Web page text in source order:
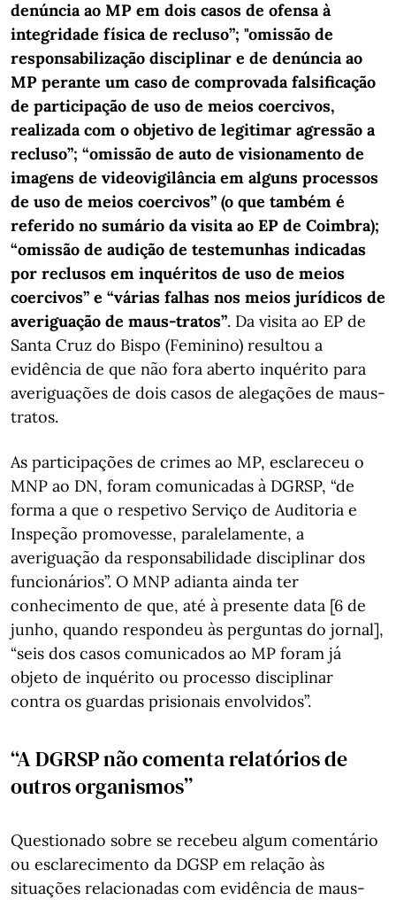
denúncia ao MP em dois casos de ofensa à
integridade física de recluso”; "omissão de
responsabilização disciplinar e de denúncia ao
MP perante um caso de comprovada falsificação
de participação de uso de meios coercivos,
realizada com o objetivo de legitimar agressão a
recluso”; “omissão de auto de visionamento de
imagens de videovigilância em alguns processos
de uso de meios coercivos” (o que também é
referido no sumário da visita ao EP de Coimbra);
“omissão de audição de testemunhas indicadas
por reclusos em inquéritos de uso de meios
coercivos” e “várias falhas nos meios jurídicos de
averiguação de maus-tratos”. Da visita ao EP de
Santa Cruz do Bispo (Feminino) resultou a
evidência de que não fora aberto inquérito para
averiguações de dois casos de alegações de maus-
tratos.
As participações de crimes ao MP, esclareceu o
MNP ao DN, foram comunicadas à DGRSP, “de
forma a que o respetivo Serviço de Auditoria e
Inspeção promovesse, paralelamente, a
averiguação da responsabilidade disciplinar dos
funcionários”. O MNP adianta ainda ter
conhecimento de que, até à presente data [6 de
junho, quando respondeu às perguntas do jornal],
“seis dos casos comunicados ao MP foram já
objeto de inquérito ou processo disciplinar
contra os guardas prisionais envolvidos”.
“A DGRSP não comenta relatórios de
outros organismos”
Questionado sobre se recebeu algum comentário
ou esclarecimento da DGSP em relação às
situações relacionadas com evidência de maus-